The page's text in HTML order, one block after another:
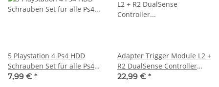
5 Playstation 4 Ps4 HDD
Schrauben Set für alle Ps4
Modelle
7,99 € *
Adapter Trigger Module L2 +
R2 DualSense Controller
BDM-020 + Tasten für Sony
22,99 € *